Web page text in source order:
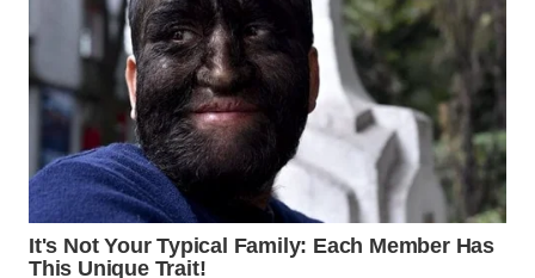
TANGERANG
WN
BINJAI
WN
CIREBON
WN